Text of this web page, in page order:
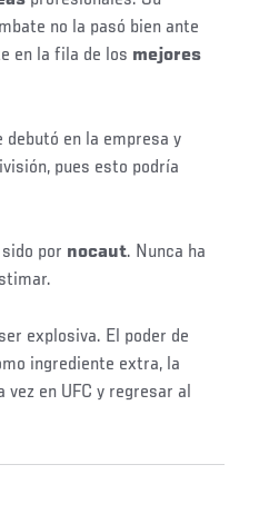
no la pasó bien ante
en la fila de los mejores
debutó en la empresa y
pues esto podría
por nocaut. Nunca ha
explosiva. El poder de
ingrediente extra, la
vez en UFC y regresar al